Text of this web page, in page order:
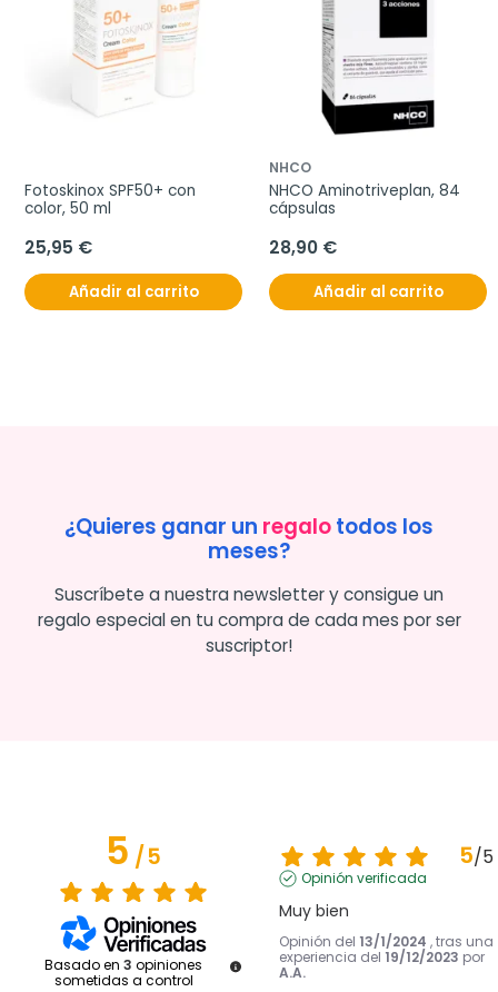
Fotoskinox SPF50+ con
color, 50 ml
25,95 €
Añadir al carrito
NHCO
NHCO Aminotriveplan, 84
cápsulas
28,90 €
Añadir al carrito
¿Quieres ganar un regalotodos los
meses?
Suscríbete a nuestra newsletter y consigue un
regalo especial en tu compra de cada mes por ser
suscriptor!
5/5
Basado en 3 opiniones
sometidas a control
5/5
Opinión verificada
Muy bien
Opinión del 13/1/2024 , tras una
experiencia del 19/12/2023 por
A.A.